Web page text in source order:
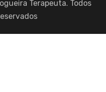
Terapeuta. Todos